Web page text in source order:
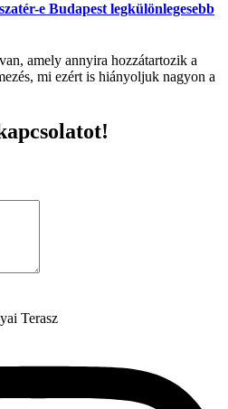
e Budapest legkülönlegesebb
amely annyira hozzátartozik a
mi ezért is hiányoljuk nagyon a
Terasz